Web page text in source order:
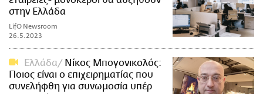
στην Ελλάδα
LifO Newsroom
26.5.2023
Ελλάδα
Νίκος Μπογονικολός:
Ποιος είναι ο επιχειρηματίας που
συνελήφθη για συνωμοσία υπέρ